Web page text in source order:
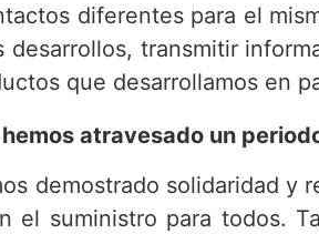
diferentes para el
desarrollos, transmitir
que desarrollamos en
atravesado un
demostrado solidaridad y
el suministro para todos.